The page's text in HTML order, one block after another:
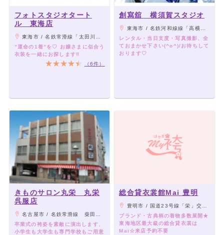
フォトスタジオタート
ル 東海店
東海市 / 名鉄常滑線「太田川駅」より車5分
”運命の1着”を♡ お嬢さまに似合う
衣装を一緒にお探します‼︎
（6件）
創寫舘 横須賀スタジオ
東海市 / 名鉄河和線線「高横須賀」駅 から徒歩約6分
レンタル・当日支度・写真撮影、全
ておまかせ下さい(^o^)/お待ちして
おります♡
きものサロン丸栄 丸栄
呉服店
名古屋市 / 名鉄常滑線 柴田駅下車 北へ徒歩5分
卒業式の袴姿を素敵に演出します、
小学生も大学生も専門学校もご用意
総合貸衣裳館Mai 豊明
豊明市 / 国道23号線「栄」交差点より 北へ車で5分
ブランド・古典柄の着物多数展開★
東海地区最大級の総合貸衣裳は
Mai☆来店予約不要